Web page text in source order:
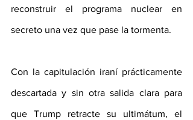
reconstruir el programa nuclear en
secreto una vez que pase la tormenta.
Con la capitulación iraní prácticamente
descartada y sin otra salida clara para
que Trump retracte su ultimátum, el